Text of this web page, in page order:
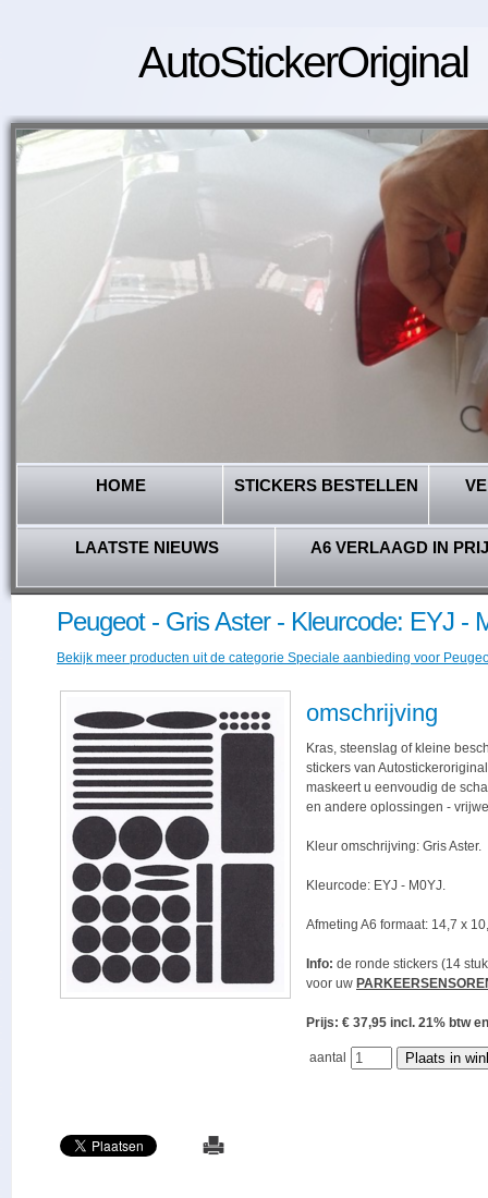
AutoStickerOriginal
HOME STICKERS BESTELLEN
LAATSTE NIEUWS A6 VERLAAGD IN
Peugeot - Gris Aster - Kleurcode: EYJ -
Bekijk meer producten uit de categorie Speciale aanbieding voor
omschrijving
Kras, steenslag of kleine
stickers van
maskeert u eenvoudig de
en andere oplossingen -
Kleur omschrijving: Gris Aster.
Kleurcode: EYJ - M0YJ.
Afmeting A6 formaat: 14,7 x
Info: de ronde stickers (14
voor uw
Prijs: € 37,95 incl. 21% btw
aantal